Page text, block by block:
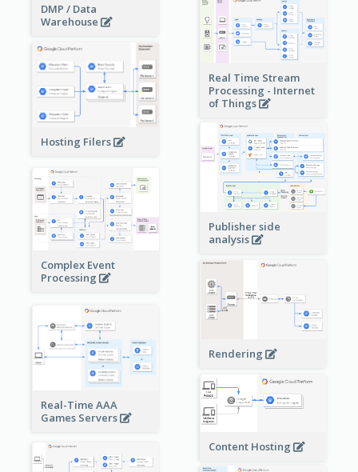
DMP / Data
Warehouse
Real Time Stream
Processing - Internet
of Things
Hosting Filers
Publisher side
analysis
Complex Event
Processing
Rendering
Real-Time AAA
Games Servers
Content Hosting